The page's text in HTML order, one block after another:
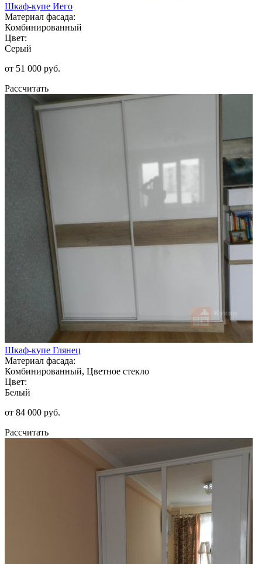
Шкаф-купе Иего
Материал фасада:
Комбинированный
Цвет:
Серый
от 51 000 руб.
Рассчитать
Шкаф-купе Глянец
Материал фасада:
Комбинированный, Цветное стекло
Цвет:
Белый
от 84 000 руб.
Рассчитать